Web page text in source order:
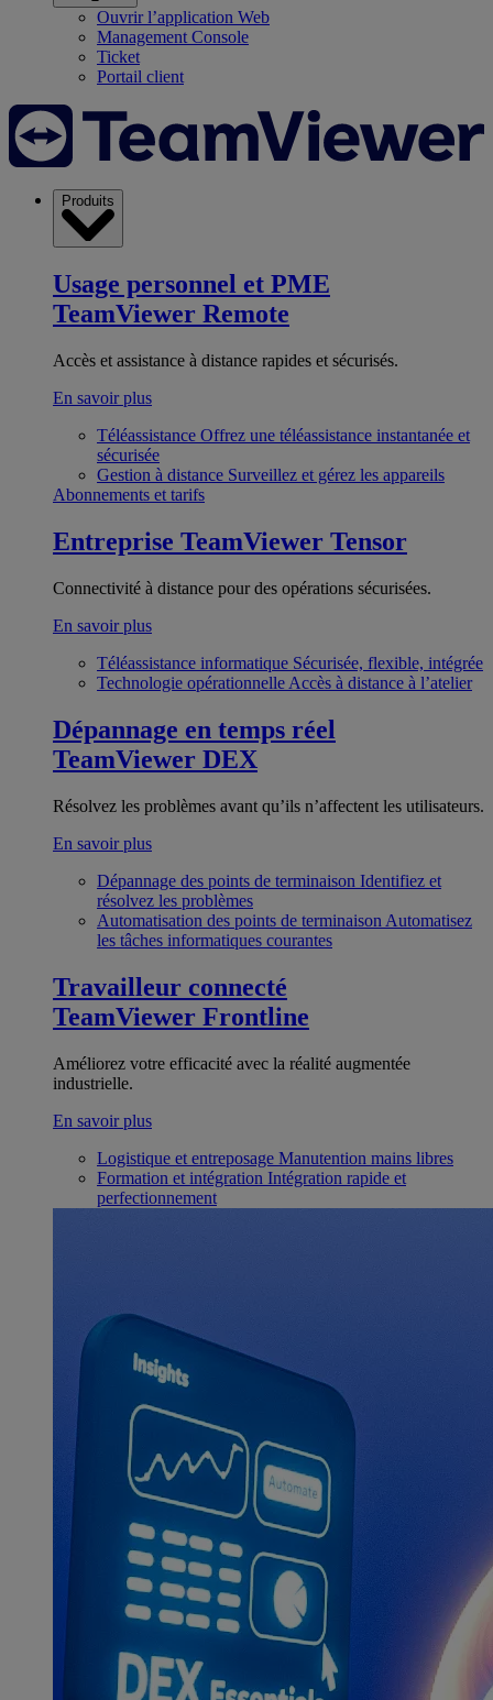
Ouvrir l’application Web
Management Console
Ticket
Portail client
Produits
Usage personnel et PME
TeamViewer Remote
Accès et assistance à distance rapides et sécurisés.
En savoir plus
Téléassistance Offrez une téléassistance instantanée et
sécurisée
Gestion à distance Surveillez et gérez les appareils
Abonnements et tarifs
Entreprise TeamViewer Tensor
Connectivité à distance pour des opérations sécurisées.
En savoir plus
Téléassistance informatique Sécurisée, flexible, intégrée
Technologie opérationnelle Accès à distance à l’atelier
Dépannage en temps réel
TeamViewer DEX
Résolvez les problèmes avant qu’ils n’affectent les utilisateurs.
En savoir plus
Dépannage des points de terminaison Identifiez et
résolvez les problèmes
Automatisation des points de terminaison Automatisez
les tâches informatiques courantes
Travailleur connecté
TeamViewer Frontline
Améliorez votre efficacité avec la réalité augmentée
industrielle.
En savoir plus
Logistique et entreposage Manutention mains libres
Formation et intégration Intégration rapide et
perfectionnement